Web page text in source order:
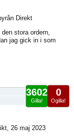
Direkt
stora ordern,
jag gick in i som
0
Ogilla!
3602
Gilla!
26 maj 2023